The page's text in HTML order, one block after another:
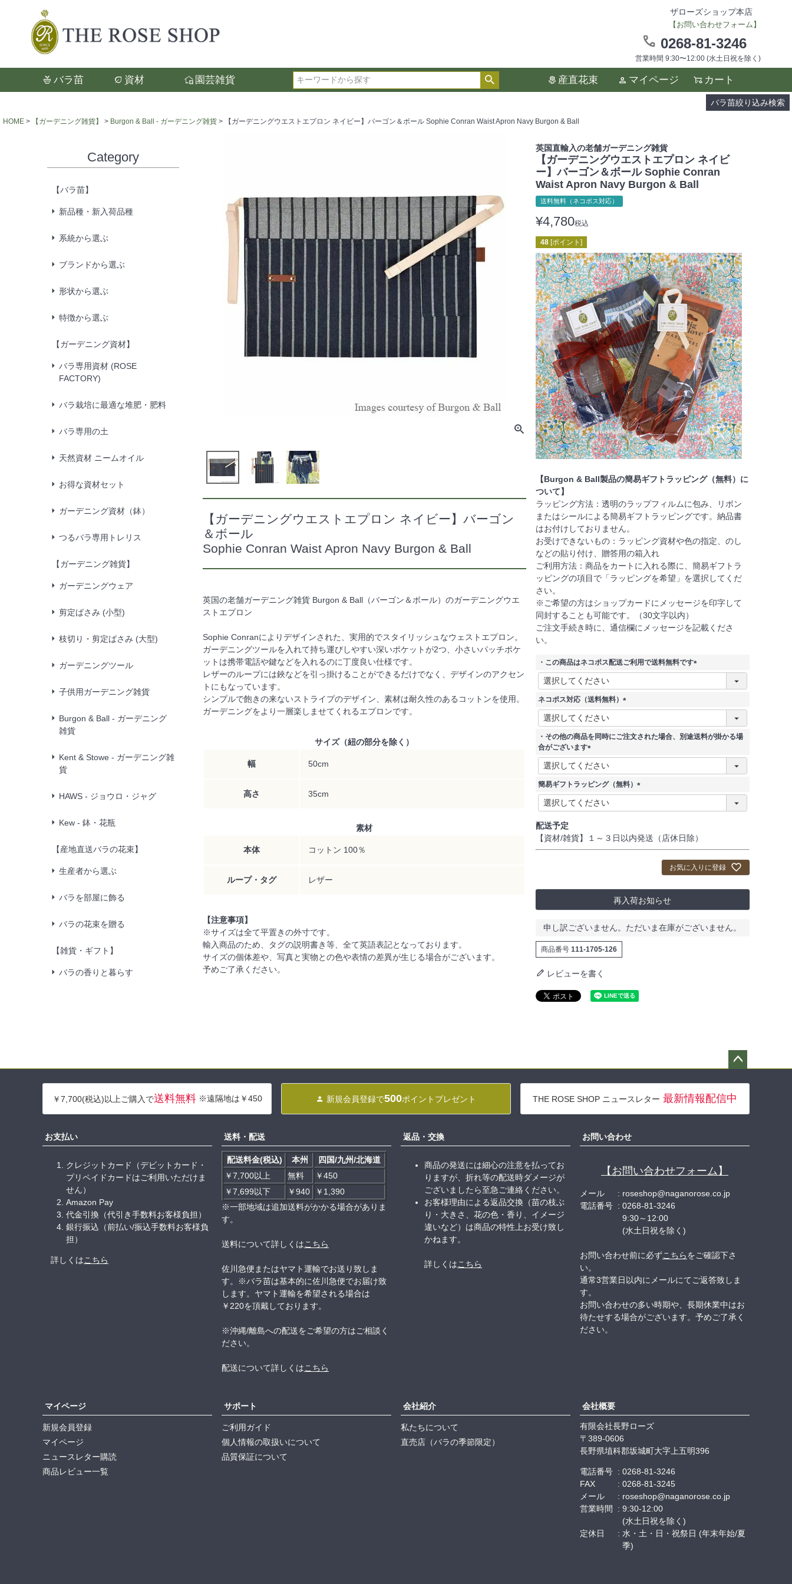
ザローズショップ本店
【お問い合わせフォーム】
0268-81-3246
営業時間 9:30〜12:00 (水土日祝を除く)
バラ苗 資材 園芸雑貨
検索 産直花束 マイページ カート
バラ苗絞り込み検索
検索
選択した項目全てに該当する品種のみ検索結果に表示されます。
タイプ、カラー、ブランドなどは1つずつ選択してください。
HOME 【ガーデニング雑貨】 Burgon & Ball - ガーデニング雑貨 【ガーデニングウエストエプロン ネイビー】バーゴン＆ボール Sophie Conran Waist Apron Navy Burgon & Ball
Category
【バラ苗】
新品種・新入荷品種
系統から選ぶ
ブランドから選ぶ
形状から選ぶ
特徴から選ぶ
【ガーデニング資材】
バラ専用資材 (ROSE
FACTORY)
バラ栽培に最適な堆肥・肥料
バラ専用の土
天然資材 ニームオイル
お得な資材セット
ガーデニング資材（鉢）
つるバラ専用トレリス
【ガーデニング雑貨】
ガーデニングウェア
剪定ばさみ (小型)
枝切り・剪定ばさみ (大型)
ガーデニングツール
子供用ガーデニング雑貨
Burgon & Ball - ガーデニング
雑貨
Kent & Stowe - ガーデニング雑
貨
HAWS - ジョウロ・ジャグ
Kew - 鉢・花瓶
【産地直送バラの花束】
生産者から選ぶ
バラを部屋に飾る
バラの花束を贈る
【雑貨・ギフト】
バラの香りと暮らす
【ガーデニングウエストエプロン ネイビー】バーゴン
＆ボール
Sophie Conran Waist Apron Navy Burgon & Ball
英国の老舗ガーデニング雑貨 Burgon & Ball（バーゴン＆ボール）のガーデニングウエ
ストエプロン
Sophie Conranによりデザインされた、実用的でスタイリッシュなウェストエプロン。
ガーデニングツールを入れて持ち運びしやすい深いポケットが2つ、小さいパッチポケ
ットは携帯電話や鍵などを入れるのに丁度良い仕様です。
レザーのループには鋏などを引っ掛けることができるだけでなく、デザインのアクセン
トにもなっています。
シンプルで飽きの来ないストライプのデザイン、素材は耐久性のあるコットンを使用。
ガーデニングをより一層楽しませてくれるエプロンです。
サイズ（紐の部分を除く）
幅 50cm
高さ 35cm
素材
本体 コットン 100％
ループ・タグ レザー
【注意事項】
※サイズは全て平置きの外寸です。
輸入商品のため、タグの説明書き等、全て英語表記となっております。
サイズの個体差や、写真と実物との色や表情の差異が生じる場合がございます。
予めご了承ください。
英国直輸入の老舗ガーデニング雑貨
【ガーデニングウエストエプロン ネイビ
ー】バーゴン＆ボール Sophie Conran
Waist Apron Navy Burgon & Ball
送料無料（ネコポス対応）
¥4,780税込
48 [ポイント]
【Burgon & Ball製品の簡易ギフトラッピング（無料）に
ついて】
ラッピング方法：透明のラップフィルムに包み、リボン
またはシールによる簡易ギフトラッピングです。納品書
はお付けしておりません。
お受けできないもの：ラッピング資材や色の指定、のし
などの貼り付け、贈答用の箱入れ
ご利用方法：商品をカートに入れる際に、簡易ギフトラ
ッピングの項目で「ラッピングを希望」を選択してくだ
さい。
※ご希望の方はショップカードにメッセージを印字して
同封することも可能です。（30文字以内）
ご注文手続き時に、通信欄にメッセージを記載くださ
い。
・この商品はネコポス配送ご利用で送料無料です
(
ネコポス対応（送料無料）
(
須
・その他の商品を同時にご注文された場合、別途送料が掛かる場
合がございます
(
必
須
簡易ギフトラッピング（無料）
(
配送予定
【資材/雑貨】１～３日以内発送（店休日除）
お気に入りに登録
再入荷お知らせ
申し訳ございません。ただいま在庫がございません。
商品番号 111-1705-126
レビューを書く
ップ
へ
￥7,700(税込)以上ご購入で送料無料※遠隔地は￥450 新規会員登録で500ポイントプレゼント THE ROSE SHOP ニュースレター 最新情報配信中
お支払い
クレジットカード（デビットカード・
プリペイドカードはご利用いただけま
せん）
Amazon Pay
代金引換（代引き手数料お客様負担）
銀行振込（前払い/振込手数料お客様負
担）
詳しくはこちら
送料・配送
配送料金(税込) 本州
四国/九州/北海道
￥7,700以上
無料
￥450
￥7,699以下
￥940
￥1,390
※一部地域は追加送料がかかる場合がありま
す。
送料について詳しくはこちら
佐川急便またはヤマト運輸でお送り致しま
す。※バラ苗は基本的に佐川急便でお届け致
します。ヤマト運輸を希望される場合は
￥220を頂戴しております。
※沖縄/離島への配送をご希望の方はご相談く
ださい。
配送について詳しくはこちら
返品・交換
商品の発送には細心の注意を払ってお
りますが、折れ等の配送時ダメージが
ございましたら至急ご連絡ください。
お客様理由による返品交換（苗の枝ぶ
り・大きさ、花の色・香り、イメージ
違いなど）は商品の特性上お受け致し
かねます。
詳しくはこちら
お問い合わせ
【お問い合わせフォーム】
メール
roseshop@naganorose.co.jp
電話番号
0268-81-3246
9:30～12:00
(水土日祝を除く)
お問い合わせ前に必ずこちらをご確認下さ
い。
通常3営業日以内にメールにてご返答致しま
す。
お問い合わせの多い時期や、長期休業中はお
待たせする場合がございます。予めご了承く
ださい。
マイページ
新規会員登録
マイページ
ニュースレター購読
商品レビュー一覧
サポート
ご利用ガイド
個人情報の取扱いについて
品質保証について
会社紹介
私たちについて
直売店（バラの季節限定）
会社概要
有限会社長野ローズ
389-0606
長野県埴科郡坂城町大字上五明396
電話番号
0268-81-3246
FAX
0268-81-3245
メール
roseshop@naganorose.co.jp
営業時間
9:30-12:00
(水土日祝を除く)
定休日
水・土・日・祝祭日 (年末年始/夏
季)